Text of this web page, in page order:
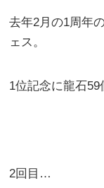
去年2月の1周年
ェス。
1位記念に龍石59
2回目…